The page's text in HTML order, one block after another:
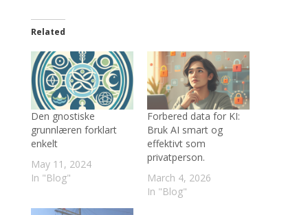
Related
Den gnostiske
grunnlæren forklart
enkelt
May 11, 2024
In "Blog"
Forbered data for KI:
Bruk AI smart og
effektivt som
privatperson.
March 4, 2026
In "Blog"